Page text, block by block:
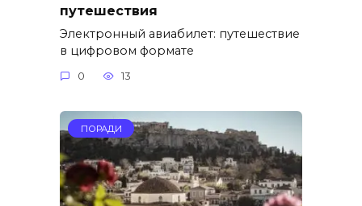
путешествия
Электронный авиабилет: путешествие
в цифровом формате
0 13
ПОРАДИ